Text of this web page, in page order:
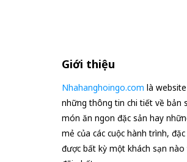
Giới thiệu
Nhahanghoingo.com là
những thông tin chi tiết về bản
món ăn ngon đặc sản hay
mẻ của các cuộc hành trình,
được bất kỳ một khách sạn